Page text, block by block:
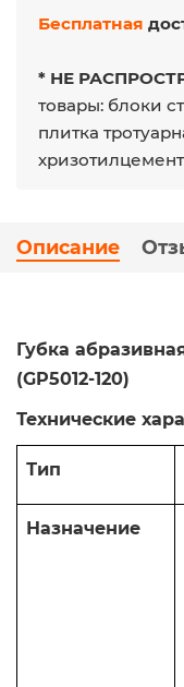
Бесплатная
* НЕ
товары: блоки
плитка
Описание
Губка
(GP5012-120)​
Технические
Тип
Назначение